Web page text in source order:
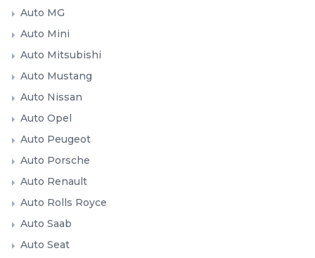
Auto MG
Auto Mini
Auto Mitsubishi
Auto Mustang
Auto Nissan
Auto Opel
Auto Peugeot
Auto Porsche
Auto Renault
Auto Rolls Royce
Auto Saab
Auto Seat